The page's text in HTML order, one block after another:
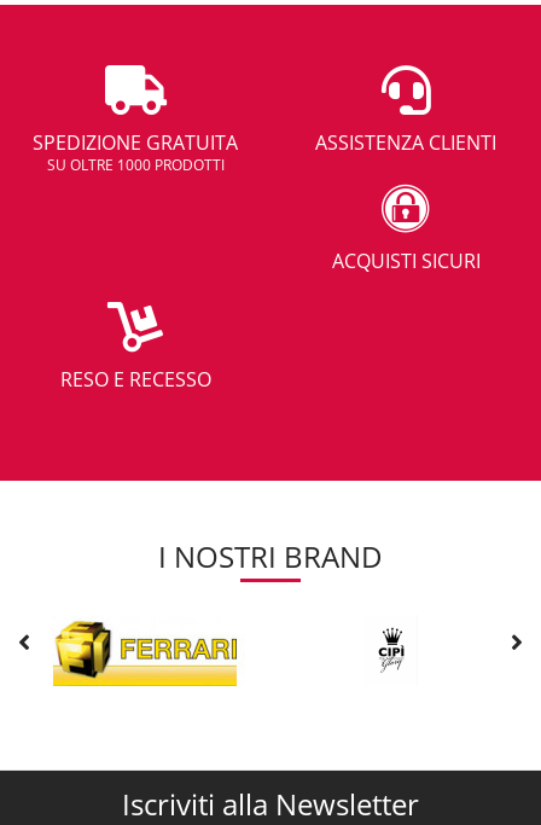
SPEDIZIONE GRATUITA
SU OLTRE 1000 PRODOTTI
ASSISTENZA CLIENTI
ACQUISTI SICURI
RESO E RECESSO
I NOSTRI BRAND
Iscriviti alla Newsletter